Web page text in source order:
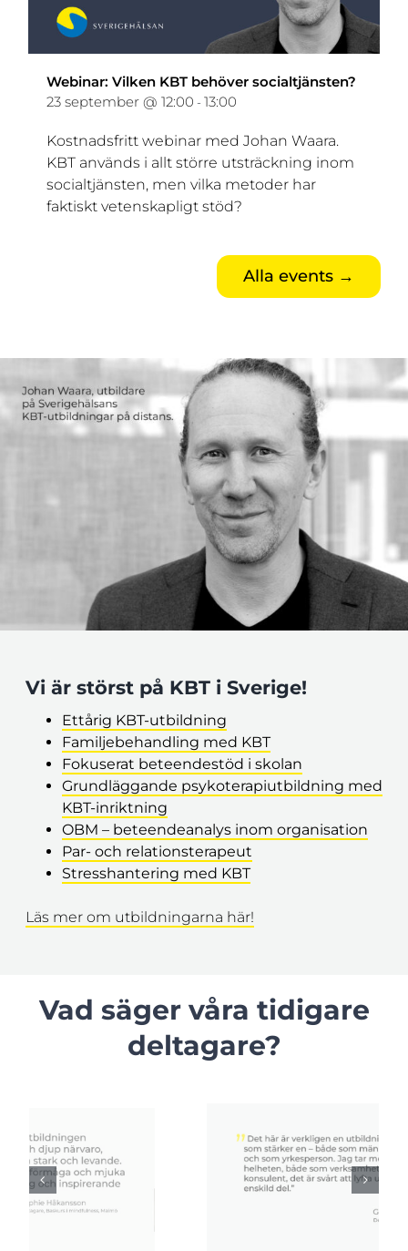
Webinar: Vilken KBT behöver socialtjänsten?
23 september @ 12:00 - 13:00
Kostnadsfritt webinar med Johan Waara.
KBT används i allt större utsträckning inom
socialtjänsten, men vilka metoder har
faktiskt vetenskapligt stöd?
Alla events →
Vi är störst på KBT i Sverige!
Ettårig KBT-utbildning
Familjebehandling med KBT
Fokuserat beteendestöd i skolan
Grundläggande psykoterapiutbildning med
KBT-inriktning
OBM – beteendeanalys inom organisation
Par- och relationsterapeut
Stresshantering med KBT
Läs mer om utbildningarna här!
Vad säger våra tidigare
deltagare?